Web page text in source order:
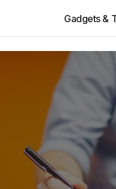
Gadgets &